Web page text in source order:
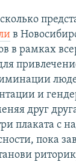
в
в рамках
и
друг
плаката с
пока